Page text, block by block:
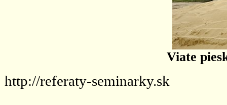
Viate
http://referaty-seminarky.sk